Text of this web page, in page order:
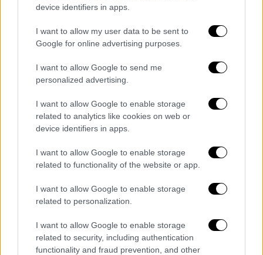
device identifiers in apps.
I want to allow my user data to be sent to
Google for online advertising purposes.
I want to allow Google to send me
personalized advertising.
I want to allow Google to enable storage
related to analytics like cookies on web or
device identifiers in apps.
I want to allow Google to enable storage
related to functionality of the website or app.
I want to allow Google to enable storage
related to personalization.
I want to allow Google to enable storage
related to security, including authentication
functionality and fraud prevention, and other
ΔείτεΕΔΩτα θέματα στις
ΔείτεΕΔΩτα θέματα σταΣτοιχεία Μηχανών
Τα σχολιά σας δημοσιεύονται άμεσα με δική σας ευθύνη. Το
ΕΘΝΟΣ θα παρεμβαίνει και τα προσβλητικά σχόλια θα